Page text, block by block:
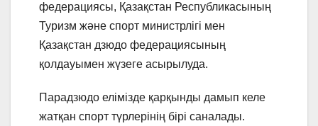
федерациясы, Қазақстан Республикасының
Туризм және спорт министрлігі мен
Қазақстан дзюдо федерациясының
қолдауымен жүзеге асырылуда.
Парадзюдо елімізде қарқынды дамып келе
жатқан спорт түрлерінің бірі саналады.